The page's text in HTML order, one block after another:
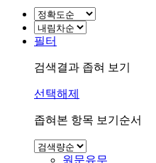
필터
검색결과 좁혀 보기
선택해제
좁혀본 항목 보기순서
원문유무